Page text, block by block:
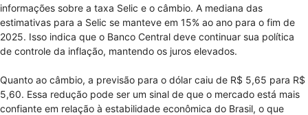
informações sobre a taxa Selic e o câmbio. A mediana das
estimativas para a Selic se manteve em 15% ao ano para o fim de
2025. Isso indica que o Banco Central deve continuar sua política
de controle da inflação, mantendo os juros elevados.
Quanto ao câmbio, a previsão para o dólar caiu de R$ 5,65 para R$
5,60. Essa redução pode ser um sinal de que o mercado está mais
confiante em relação à estabilidade econômica do Brasil, o que